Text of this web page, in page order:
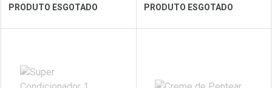
Ver Desconto Convênio Ver Desconto Convênio
PRODUTO ESGOTADO
Laboratório
Por Menos
PRODUTO ESGOTADO
Laboratório
Por Menos